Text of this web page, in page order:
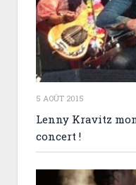
5 AOÛT 2015
Lenny Kravitz
concert !